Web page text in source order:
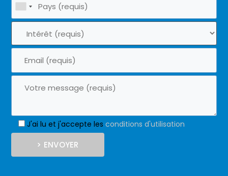
J'ai lu et j'accepte lesconditions d'utilisation